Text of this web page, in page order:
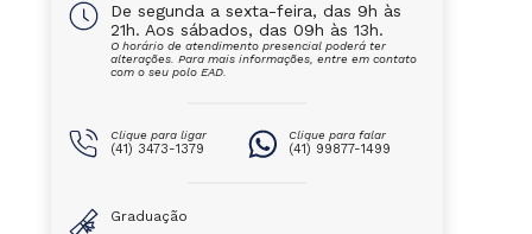
De segunda a sexta-feira, das 9h às
21h. Aos sábados, das 09h às 13h.
O horário de atendimento presencial poderá ter
alterações. Para mais informações, entre em contato
com o seu polo EAD.
Clique para ligar
(41) 3473-1379
Clique para falar
(41) 99877-1499
Graduação